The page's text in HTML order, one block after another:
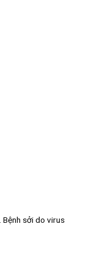
Bệnh sởi do virus